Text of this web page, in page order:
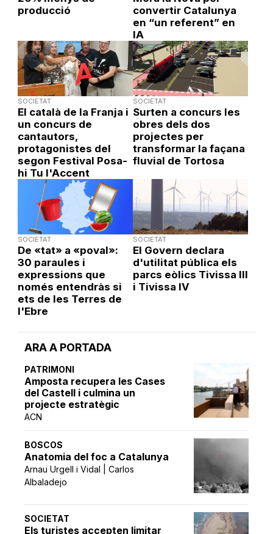
ARA A PORTADA
PATRIMONI
Amposta recupera les Cases
del Castell i culmina un
projecte estratègic
ACN
BOSCOS
Anatomia del foc a Catalunya
Arnau Urgell i Vidal | Carlos
Albaladejo
SOCIETAT
Els turistes accepten limitar
producció
convertir Catalunya
en “un referent” en
IA
SOCIETAT
El català de la Franja i
un concurs de
cantautors,
protagonistes del
segon Festival Posa-
hi Tu l'Accent
SOCIETAT
Surten a concurs les
obres dels dos
projectes per
transformar la façana
fluvial de Tortosa
SOCIETAT
De «tat» a «poval»:
30 paraules i
expressions que
només entendràs si
ets de les Terres de
l'Ebre
SOCIETAT
El Govern declara
d'utilitat pública els
parcs eòlics Tivissa III
i Tivissa IV